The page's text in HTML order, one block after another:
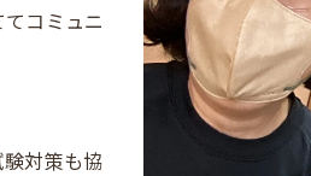
コミュニ
対策も協